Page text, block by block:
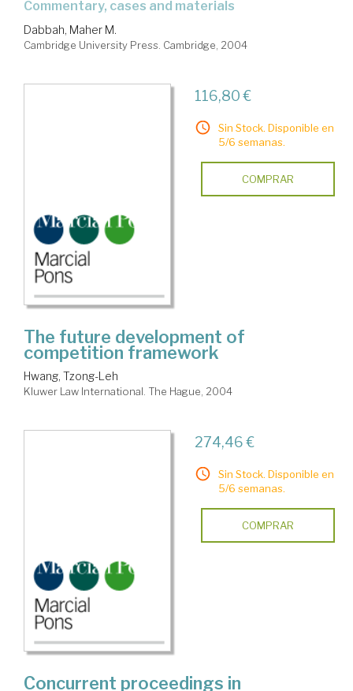
commentary, cases and materials
Dabbah, Maher M.
Cambridge University Press. Cambridge, 2004
116,80 €
Sin Stock. Disponible en
5/6 semanas.
COMPRAR
The future development of
competition framework
Hwang, Tzong-Leh
Kluwer Law International. The Hague, 2004
274,46 €
Sin Stock. Disponible en
5/6 semanas.
COMPRAR
Concurrent proceedings in